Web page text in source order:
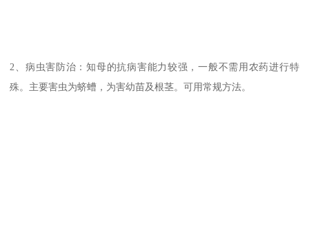
2、病虫害防治：知母的抗病害能力较强，一般不需用农药进行特
殊。主要害虫为蛴螬，为害幼苗及根茎。可用常规方法。